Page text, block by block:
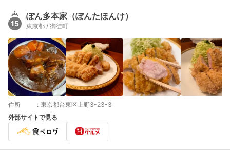
15
ぽん多本家（ぽんたほんけ）
東京都 / 御徒町
住所 : 東京都台東区上野3-23-3
外部サイトで見る